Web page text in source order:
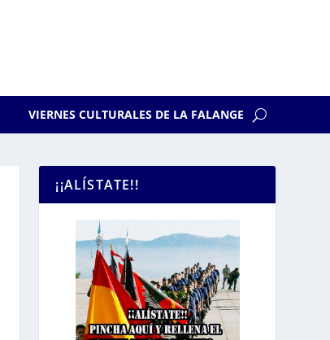
VIERNES CULTURALES DE LA FALANGE
¡¡ALÍSTATE!!